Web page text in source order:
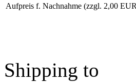
Aufpreis f. Nachnahme (zzgl. 2,00
Shipping to